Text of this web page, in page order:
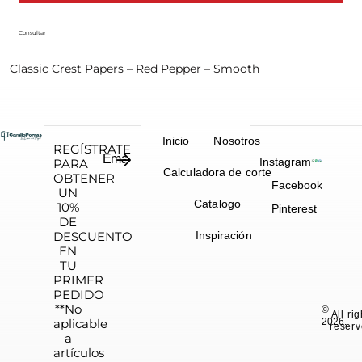
Consultar
Classic Crest Papers – Red Pepper – Smooth
REGÍSTRATE
PARA
OBTENER
UN
10%
DE
DESCUENTO
EN
TU
PRIMER
PEDIDO
**No
aplicable
a
artículos
Inicio Nosotros
Calculadora de corte
Catalogo
Inspiración
©
2026.
All
Instagram
Facebook
Pinterest